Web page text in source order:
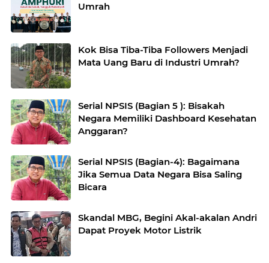
Umrah
Kok Bisa Tiba-Tiba Followers Menjadi
Mata Uang Baru di Industri Umrah?
Serial NPSIS (Bagian 5 ): Bisakah
Negara Memiliki Dashboard Kesehatan
Anggaran?
Serial NPSIS (Bagian-4): Bagaimana
Jika Semua Data Negara Bisa Saling
Bicara
Skandal MBG, Begini Akal-akalan Andri
Dapat Proyek Motor Listrik